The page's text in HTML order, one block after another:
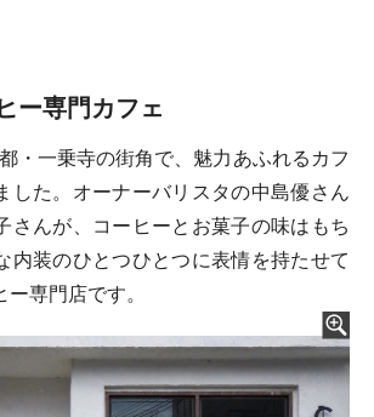
ー専門カフェ
・一乗寺の街角で、魅力あふれるカフ
した。オーナーバリスタの中島優さん
さんが、コーヒーとお菓子の味はもち
内装のひとつひとつに表情を持たせて
専門店です。